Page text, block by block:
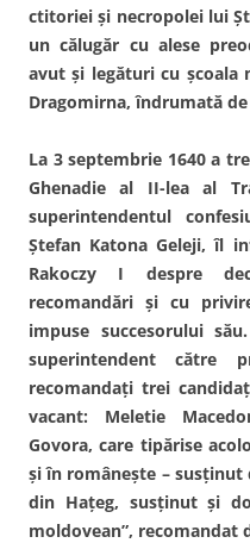
ctitoriei şi necropolei lui
un călugăr cu alese
avut şi legături cu şcoala
Dragomirna, îndrumată
La 3 septembrie 1640 a
Ghenadie al II-lea al
superintendentul
Ştefan Katona Geleji, îl
Rakoczy I despre
recomandări şi cu
impuse succesorului
superintendent către
recomandaţi trei
vacant: Meletie
Govora, care tipărise
şi în româneşte –
din Haţeg, susţinut şi
moldovean”, recomandat